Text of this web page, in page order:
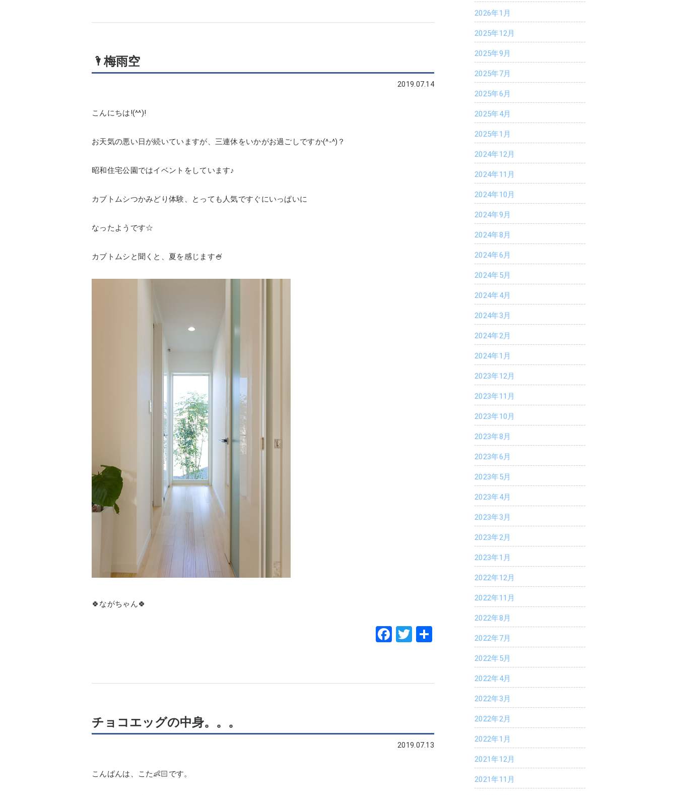
🌂梅雨空
2019.07.14
こんにちは!(^^)!
お天気の悪い日が続いていますが、三連休をいかがお過ごしですか(^-^)？
昭和住宅公園ではイベントをしています♪
カブトムシつかみどり体験、とっても人気ですぐにいっぱいに
なったようです☆
カブトムシと聞くと、夏を感じます🍧
🍀ながちゃん🍀
Facebook
Twitter
チョコエッグの中身。。。
2019.07.13
こんばんは、こた👶🏻です。
2026年1月
2025年12月
2025年9月
2025年7月
2025年6月
2025年4月
2025年1月
2024年12月
2024年11月
2024年10月
2024年9月
2024年8月
2024年6月
2024年5月
2024年4月
2024年3月
2024年2月
2024年1月
2023年12月
2023年11月
2023年10月
2023年8月
2023年6月
2023年5月
2023年4月
2023年3月
2023年2月
2023年1月
2022年12月
2022年11月
2022年8月
2022年7月
2022年5月
2022年4月
2022年3月
2022年2月
2022年1月
2021年12月
2021年11月